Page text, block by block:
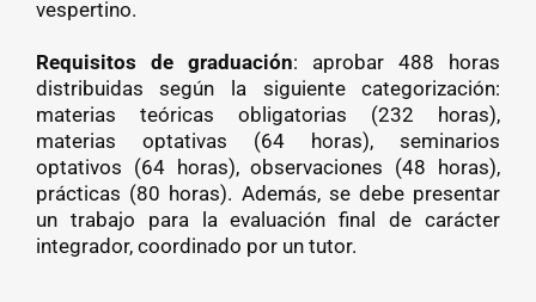
vespertino.
Requisitos de graduación: aprobar 488 horas
distribuidas según la siguiente categorización:
materias teóricas obligatorias (232 horas),
materias optativas (64 horas), seminarios
optativos (64 horas), observaciones (48 horas),
prácticas (80 horas). Además, se debe presentar
un trabajo para la evaluación final de carácter
integrador, coordinado por un tutor.